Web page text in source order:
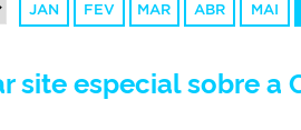
JAN FEV MAR ABR MAI
site especial sobre a